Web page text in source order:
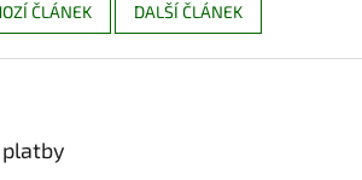
ČLÁNEK DALŠÍ ČLÁNEK